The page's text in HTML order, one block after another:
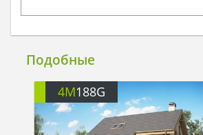
Подобные
4M188G